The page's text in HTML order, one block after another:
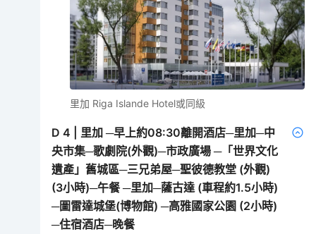
里加 Riga Islande Hotel或同級
D4
里加 ─早上約08:30離開酒店─里加─中
央市集─歌劇院(外觀)─市政廣場 ─「世界文化
遺產」舊城區─三兄弟屋─聖彼德教堂 (外觀)
(3小時)─午餐 ─里加─薩古達 (車程約1.5小時)
─圖雷達城堡(博物館) ─高雅國家公園 (2小時)
─住宿酒店─晚餐